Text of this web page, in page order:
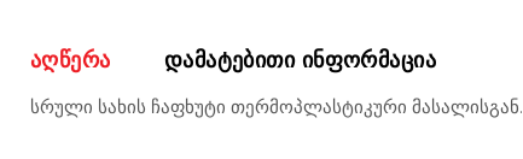
ᲐᲦᲬᲔᲠᲐ ᲓᲐᲛᲐᲢᲔᲑᲘᲗᲘ ᲘᲜᲤᲝᲠᲛᲐᲪᲘᲐ
სრული სახის ჩაფხუტი თერმოპლასტიკური მასალისგან.